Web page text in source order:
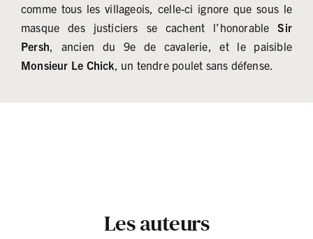
comme tous les villageois, celle-ci ignore que sous le
masque des justiciers se cachent l’honorableSir
Persh , ancien du 9e de cavalerie, et le paisible
Monsieur Le Chick , un tendre poulet sans défense.
Les auteurs